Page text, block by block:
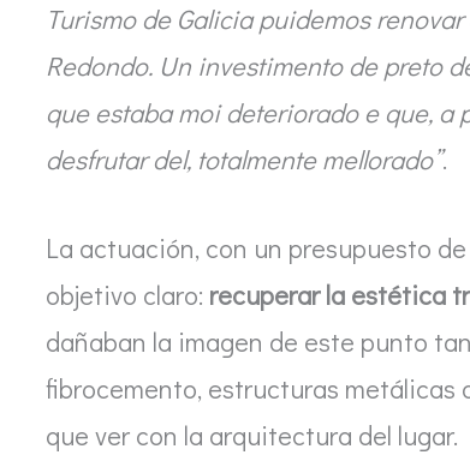
Turismo de Galicia puidemos
Redondo. Un investimento de preto
que estaba moi deteriorado e que, a
desfrutar del, totalmente mellorado”.
La actuación, con un presupuesto de
objetivo claro: recuperar la estética
dañaban la imagen de este punto
fibrocemento, estructuras metálicas
que ver con la arquitectura del lugar.